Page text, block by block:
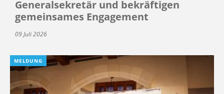
Generalsekretär und bekräftigen
gemeinsames Engagement
09 Juli 2026
MELDUNG